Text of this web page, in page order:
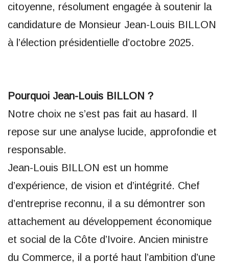
citoyenne, résolument engagée à soutenir la
candidature de Monsieur Jean-Louis BILLON
à l’élection présidentielle d’octobre 2025.
Pourquoi Jean-Louis BILLON ?
Notre choix ne s’est pas fait au hasard. Il
repose sur une analyse lucide, approfondie et
responsable.
Jean-Louis BILLON est un homme
d’expérience, de vision et d’intégrité. Chef
d’entreprise reconnu, il a su démontrer son
attachement au développement économique
et social de la Côte d’Ivoire. Ancien ministre
du Commerce, il a porté haut l’ambition d’une